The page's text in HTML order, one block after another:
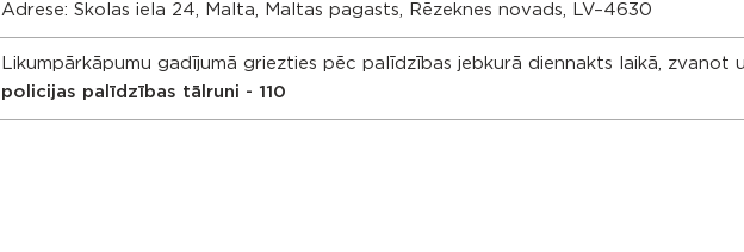
Adrese: Skolas iela 24, Malta, Maltas pagasts, Rēzeknes novads, LV–4630
Likumpārkāpumu gadījumā griezties pēc palīdzības jebkurā diennakts laikā, zvanot
policijas palīdzības tālruni - 110